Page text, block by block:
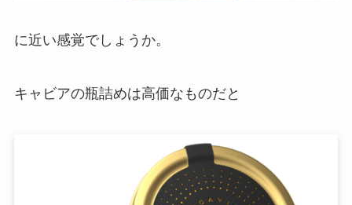
に近い感覚でしょうか。
キャビアの瓶詰めは高価なものだと